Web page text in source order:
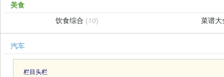
美食
饮食综合 (10) 菜谱
汽车
栏目头栏